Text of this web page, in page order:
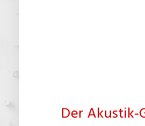
Der